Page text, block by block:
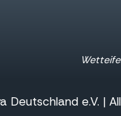
e.V. |